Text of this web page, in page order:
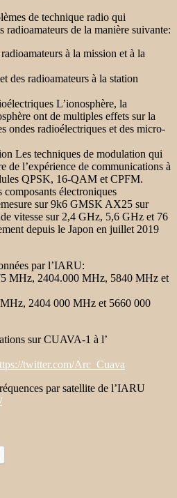
de technique radio qui
radioamateurs de la manière suivante:
à la mission et à la
des radioamateurs à la station
L’ionosphère, la
ont de multiples effets sur la
ondes radioélectriques et des micro-
Les techniques de modulation qui
de l’expérience de communications à
QPSK, 16-QAM et CPFM.
composants électroniques
sur 9k6 GMSK AX25 sur
vitesse sur 2,4 GHz, 5,6 GHz et 76
depuis le Japon en juillet 2019
par l’IARU:
MHz, 2404.000 MHz, 5840 MHz et
2404 000 MHz et 5660 000
sur CUAVA-1 à l’
twitter.com/Arc_Cuava
par satellite de l’IARU